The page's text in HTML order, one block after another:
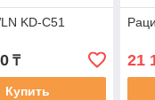
KD-C51
₸
Купить
21